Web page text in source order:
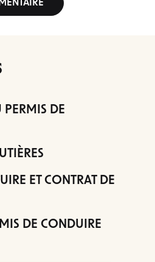
PERMIS DE
ET CONTRAT DE
DE CONDUIRE